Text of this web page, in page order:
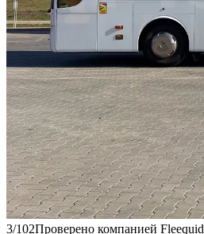
3/102Проверено компанией Fleequid